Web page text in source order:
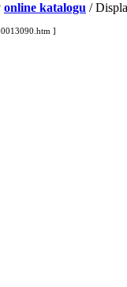
online katalogu /
]